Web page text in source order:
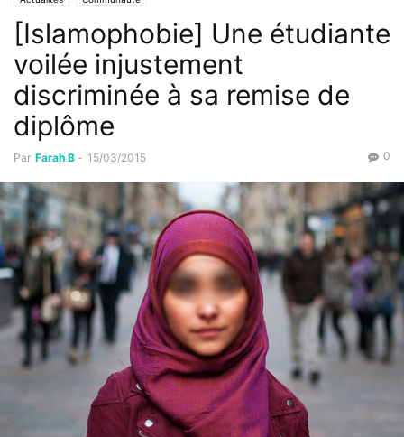
[Islamophobie] Une étudiante
voilée injustement
discriminée à sa remise de
diplôme
Par Farah B - 15/03/2015 0